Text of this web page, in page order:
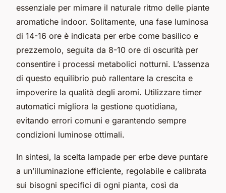
essenziale per mimare il naturale ritmo delle piante
aromatiche indoor. Solitamente, una fase luminosa
di 14-16 ore è indicata per erbe come basilico e
prezzemolo, seguita da 8-10 ore di oscurità per
consentire i processi metabolici notturni. L’assenza
di questo equilibrio può rallentare la crescita e
impoverire la qualità degli aromi. Utilizzare timer
automatici migliora la gestione quotidiana,
evitando errori comuni e garantendo sempre
condizioni luminose ottimali.
In sintesi, la scelta lampade per erbe deve puntare
a un’illuminazione efficiente, regolabile e calibrata
sui bisogni specifici di ogni pianta, così da